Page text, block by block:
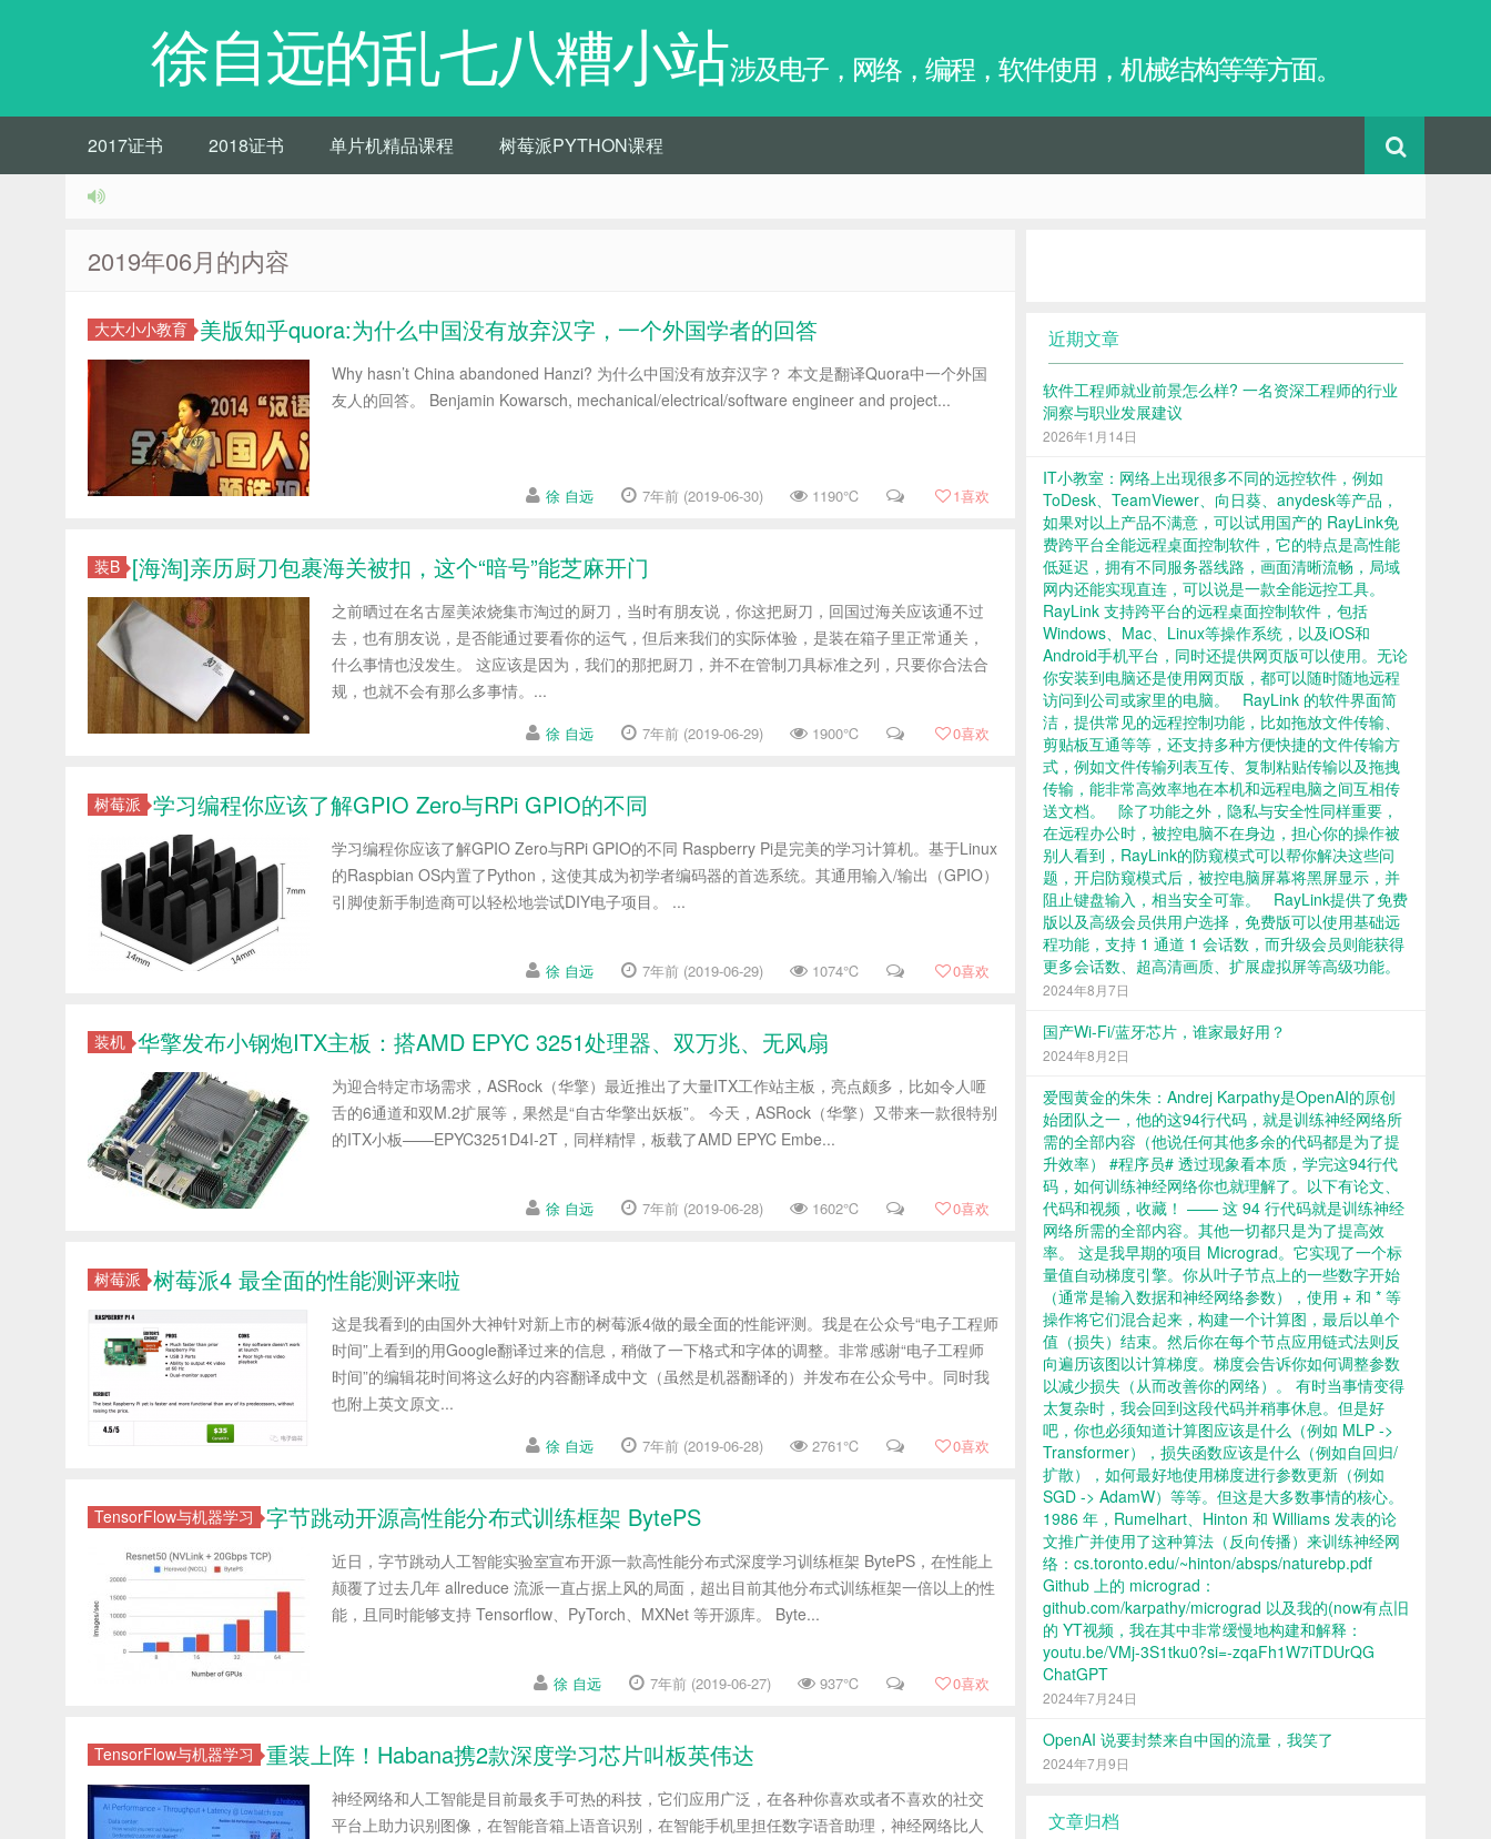
徐自远的乱七八糟小站涉及电子，网络，编程，软件使用，机械结构等等方面。
2017证书 2018证书 单片机精品课程 树莓派PYTHON课程
2019年06月的内容
大大小小教育 美版知乎quora:为什么中国没有放弃汉字，一个外国学者的回答
Why hasn’t China abandoned Hanzi? 为什么中国没有放弃汉字？ 本文是翻译Quora中一个外国
友人的回答。 Benjamin Kowarsch, mechanical/electrical/software engineer and project...
徐 自远 7年前 (2019-06-30) 1190℃ 1喜欢
装B [海淘]亲历厨刀包裹海关被扣，这个“暗号”能芝麻开门
之前晒过在名古屋美浓烧集市淘过的厨刀，当时有朋友说，你这把厨刀，回国过海关应该通不过
去，也有朋友说，是否能通过要看你的运气，但后来我们的实际体验，是装在箱子里正常通关，
什么事情也没发生。 这应该是因为，我们的那把厨刀，并不在管制刀具标准之列，只要你合法合
规，也就不会有那么多事情。...
徐 自远 7年前 (2019-06-29) 1900℃ 0喜欢
树莓派 学习编程你应该了解GPIO Zero与RPi GPIO的不同
学习编程你应该了解GPIO Zero与RPi GPIO的不同 Raspberry Pi是完美的学习计算机。基于Linux
的Raspbian OS内置了Python，这使其成为初学者编码器的首选系统。其通用输入/输出（GPIO）
引脚使新手制造商可以轻松地尝试DIY电子项目。 ...
徐 自远 7年前 (2019-06-29) 1074℃ 0喜欢
装机 华擎发布小钢炮ITX主板：搭AMD EPYC 3251处理器、双万兆、无风扇
为迎合特定市场需求，ASRock（华擎）最近推出了大量ITX工作站主板，亮点颇多，比如令人咂
舌的6通道和双M.2扩展等，果然是“自古华擎出妖板”。 今天，ASRock（华擎）又带来一款很特别
的ITX小板——EPYC3251D4I-2T，同样精悍，板载了AMD EPYC Embe...
徐 自远 7年前 (2019-06-28) 1602℃ 0喜欢
树莓派 树莓派4 最全面的性能测评来啦
这是我看到的由国外大神针对新上市的树莓派4做的最全面的性能评测。我是在公众号“电子工程师
时间”上看到的用Google翻译过来的信息，稍做了一下格式和字体的调整。非常感谢“电子工程师
时间”的编辑花时间将这么好的内容翻译成中文（虽然是机器翻译的）并发布在公众号中。同时我
也附上英文原文...
徐 自远 7年前 (2019-06-28) 2761℃ 0喜欢
TensorFlow与机器学习 字节跳动开源高性能分布式训练框架 BytePS
近日，字节跳动人工智能实验室宣布开源一款高性能分布式深度学习训练框架 BytePS，在性能上
颠覆了过去几年 allreduce 流派一直占据上风的局面，超出目前其他分布式训练框架一倍以上的性
能，且同时能够支持 Tensorflow、PyTorch、MXNet 等开源库。 Byte...
徐 自远 7年前 (2019-06-27) 937℃ 0喜欢
TensorFlow与机器学习 重装上阵！Habana携2款深度学习芯片叫板英伟达
神经网络和人工智能是目前最炙手可热的科技，它们应用广泛，在各种你喜欢或者不喜欢的社交
平台上助力识别图像，在智能音箱上语音识别，在智能手机里担任数字语音助理，神经网络比人
近期文章
软件工程师就业前景怎么样? 一名资深工程师的行业
洞察与职业发展建议
2026年1月14日
IT小教室：网络上出现很多不同的远控软件，例如
ToDesk、TeamViewer、向日葵、anydesk等产品，
如果对以上产品不满意，可以试用国产的 RayLink免
费跨平台全能远程桌面控制软件，它的特点是高性能
低延迟，拥有不同服务器线路，画面清晰流畅，局域
网内还能实现直连，可以说是一款全能远控工具。
RayLink 支持跨平台的远程桌面控制软件，包括
Windows、Mac、Linux等操作系统，以及iOS和
Android手机平台，同时还提供网页版可以使用。无论
你安装到电脑还是使用网页版，都可以随时随地远程
访问到公司或家里的电脑。 RayLink 的软件界面简
洁，提供常见的远程控制功能，比如拖放文件传输、
剪贴板互通等等，还支持多种方便快捷的文件传输方
式，例如文件传输列表互传、复制粘贴传输以及拖拽
传输，能非常高效率地在本机和远程电脑之间互相传
送文档。 除了功能之外，隐私与安全性同样重要，
在远程办公时，被控电脑不在身边，担心你的操作被
别人看到，RayLink的防窥模式可以帮你解决这些问
题，开启防窥模式后，被控电脑屏幕将黑屏显示，并
阻止键盘输入，相当安全可靠。 RayLink提供了免费
版以及高级会员供用户选择，免费版可以使用基础远
程功能，支持 1 通道 1 会话数，而升级会员则能获得
更多会话数、超高清画质、扩展虚拟屏等高级功能。
2024年8月7日
国产Wi-Fi/蓝牙芯片，谁家最好用？
2024年8月2日
爱囤黄金的朱朱：Andrej Karpathy是OpenAI的原创
始团队之一，他的这94行代码，就是训练神经网络所
需的全部内容（他说任何其他多余的代码都是为了提
升效率） #程序员# 透过现象看本质，学完这94行代
码，如何训练神经网络你也就理解了。以下有论文、
代码和视频，收藏！ —— 这 94 行代码就是训练神经
网络所需的全部内容。其他一切都只是为了提高效
率。 这是我早期的项目 Micrograd。它实现了一个标
量值自动梯度引擎。你从叶子节点上的一些数字开始
（通常是输入数据和神经网络参数），使用 + 和 * 等
操作将它们混合起来，构建一个计算图，最后以单个
值（损失）结束。然后你在每个节点应用链式法则反
向遍历该图以计算梯度。梯度会告诉你如何调整参数
以减少损失（从而改善你的网络）。 有时当事情变得
太复杂时，我会回到这段代码并稍事休息。但是好
吧，你也必须知道计算图应该是什么（例如 MLP ->
Transformer），损失函数应该是什么（例如自回归/
扩散），如何最好地使用梯度进行参数更新（例如
SGD -> AdamW）等等。但这是大多数事情的核心。
1986 年，Rumelhart、Hinton 和 Williams 发表的论
文推广并使用了这种算法（反向传播）来训练神经网
络：cs.toronto.edu/~hinton/absps/naturebp.pdf
Github 上的 micrograd：
github.com/karpathy/micrograd 以及我的(now有点旧
的 YT视频，我在其中非常缓慢地构建和解释：
youtu.be/VMj-3S1tku0?si=-zqaFh1W7iTDUrQG
ChatGPT
2024年7月24日
OpenAI 说要封禁来自中国的流量，我笑了
2024年7月9日
文章归档